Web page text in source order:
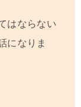
はならない
になりま